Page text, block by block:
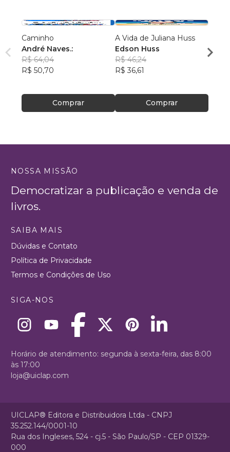
Caminho
André Naves.:
R$ 64,04
R$ 50,70
Comprar
A Vida de Juliana Huss
Edson Huss
R$ 46,24
R$ 36,61
Comprar
R$
NOSSA MISSÃO
Democratizar a publicação e venda de
livros.
SAIBA MAIS
Dúvidas e Contato
Política de Privacidade
Termos e Condições de Uso
SIGA-NOS
Horário de atendimento: segunda à sexta-feira, das 8:00
às 17:00
loja@uiclap.com
UICLAP® Editora e Distribuidora Ltda - CNPJ
35.252.144/0001-10
Rua dos Ingleses, 524 - cj.5 - São Paulo/SP - CEP 01329-
000